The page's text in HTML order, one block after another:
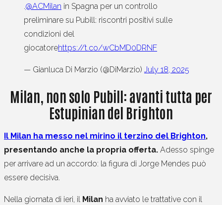
.@ACMilan in Spagna per un controllo
preliminare su Pubill: riscontri positivi sulle
condizioni del
giocatorehttps://t.co/wCbMD0DRNF
— Gianluca Di Marzio (@DiMarzio) July 18, 2025
Milan, non solo Pubill: avanti tutta per
Estupinian del Brighton
Il Milan ha messo nel mirino il terzino del Brighton,
presentando anche la propria offerta. Adesso spinge
per arrivare ad un accordo: la figura di Jorge Mendes può
essere decisiva.
Nella giornata di ieri, il Milan ha avviato le trattative con il